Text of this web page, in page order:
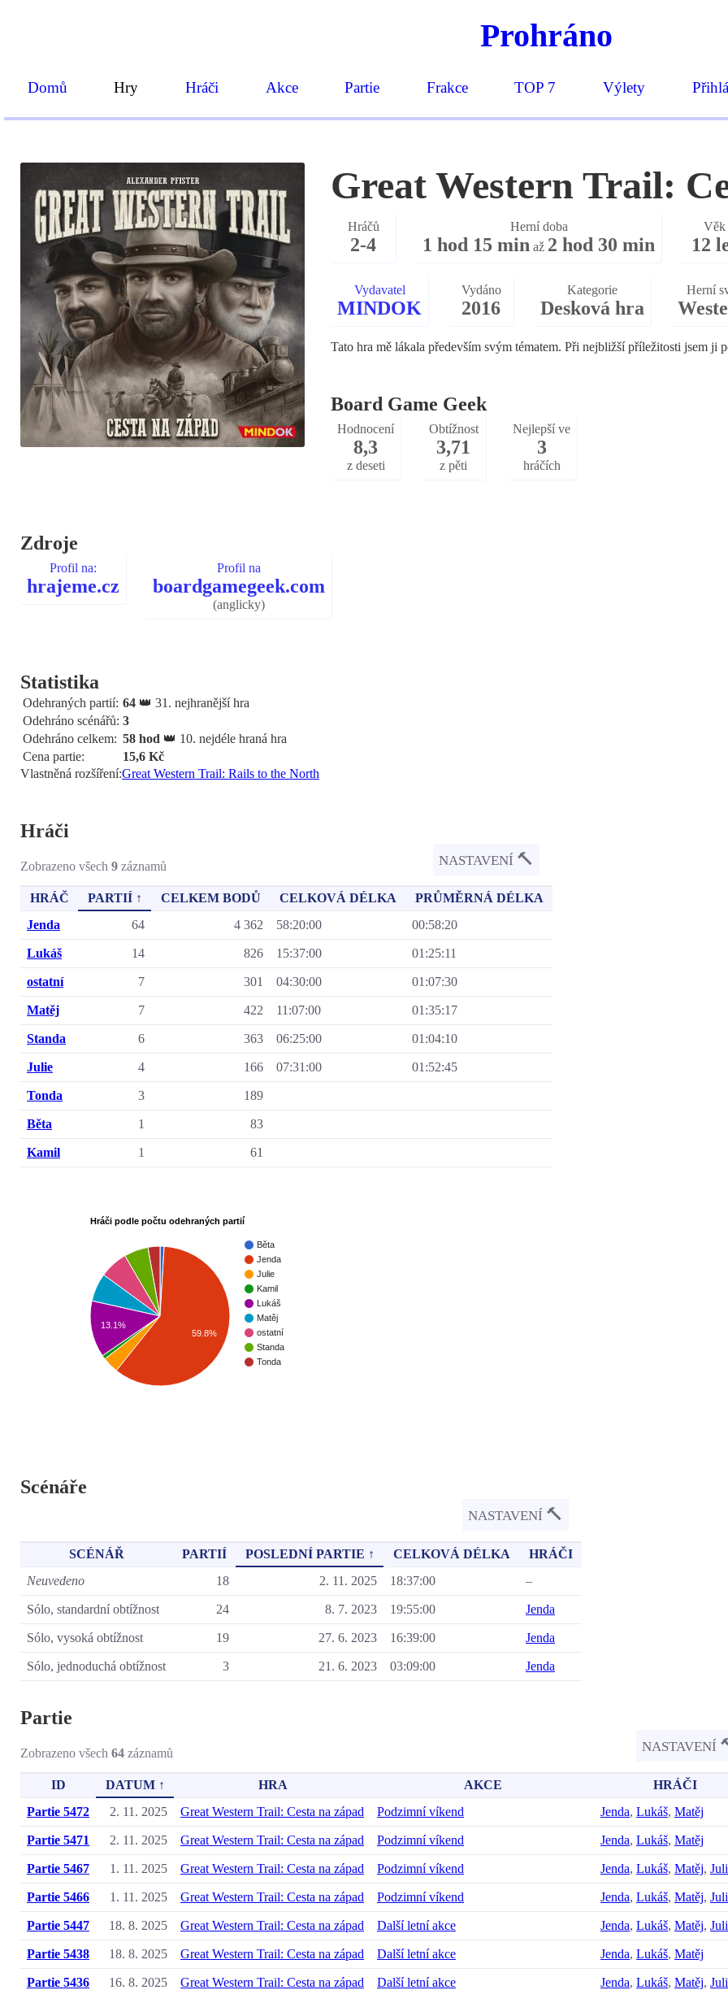
Prohráno
Domů Hry Hráči Akce Partie Frakce TOP 7 Výlety
Great Western Trail:
Hráčů
2-4
Herní doba
1 hod 15 min až 2 hod 30 min
Věk
12
Vydavatel
MINDOK
Vydáno
2016
Kategorie
Desková hra
Herní
Tato hra mě lákala především svým tématem. Při nejbližší příležitosti jsem ji
Board Game Geek
Hodnocení
8,3
z deseti
Obtížnost
3,71
z pěti
Nejlepší ve
3
hráčích
Zdroje
Profil na:
hrajeme.cz
Profil na
boardgamegeek.com
(anglicky)
Statistika
Odehraných partií: 64 👑 31. nejhranější hra
Odehráno scénářů: 3
Odehráno celkem: 58 hod 👑 10. nejdéle hraná hra
Cena partie:
15,6 Kč
Vlastněná rozšíření:Great Western Trail: Rails to the North
Hráči
Zobrazeno všech 9 záznamů NASTAVENÍ 🔨
HRÁČ PARTIÍ ↑ CELKEM BODŮ CELKOVÁ DÉLKA
PRŮMĚRNÁ DÉLKA
Jenda
64 4 362 58:20:00 00:58:20
Lukáš 14 826 15:37:00 01:25:11
ostatní 7 301 04:30:00 01:07:30
Matěj 7 422 11:07:00 01:35:17
Standa 6 363 06:25:00 01:04:10
Julie 4 166 07:31:00 01:52:45
Tonda 3 189
Běta 1 83
Kamil 1 61
Hráči podle počtu odehraných partií
Běta
Jenda
Julie
Kamil
Lukáš
Matěj
ostatní
Standa
Tonda
13.1%
59.8%
Scénáře
NASTAVENÍ 🔨
SCÉNÁŘ PARTIÍ POSLEDNÍ PARTIE ↑ CELKOVÁ DÉLKA
HRÁČI
Neuvedeno
18 2. 11. 2025 18:37:00 –
Sólo, standardní obtížnost 24 8. 7. 2023 19:55:00 Jenda
Sólo, vysoká obtížnost 19 27. 6. 2023 16:39:00 Jenda
Sólo, jednoduchá obtížnost 3 21. 6. 2023 03:09:00 Jenda
Partie
Zobrazeno všech 64 záznamů NASTAVENÍ
ID DATUM ↑ HRA AKCE
HRÁČI
Partie 5472
2. 11. 2025 Great Western Trail: Cesta na západ Podzimní víkend Jenda, Lukáš, Matěj
Partie 5471 2. 11. 2025 Great Western Trail: Cesta na západ Podzimní víkend Jenda, Lukáš, Matěj
Partie 5467 1. 11. 2025 Great Western Trail: Cesta na západ Podzimní víkend Jenda, Lukáš, Matěj,
Partie 5466 1. 11. 2025 Great Western Trail: Cesta na západ Podzimní víkend Jenda, Lukáš, Matěj,
Partie 5447 18. 8. 2025 Great Western Trail: Cesta na západ Další letní akce Jenda, Lukáš, Matěj,
Partie 5438 18. 8. 2025 Great Western Trail: Cesta na západ Další letní akce Jenda, Lukáš, Matěj
Partie 5436 16. 8. 2025 Great Western Trail: Cesta na západ Další letní akce Jenda, Lukáš, Matěj,